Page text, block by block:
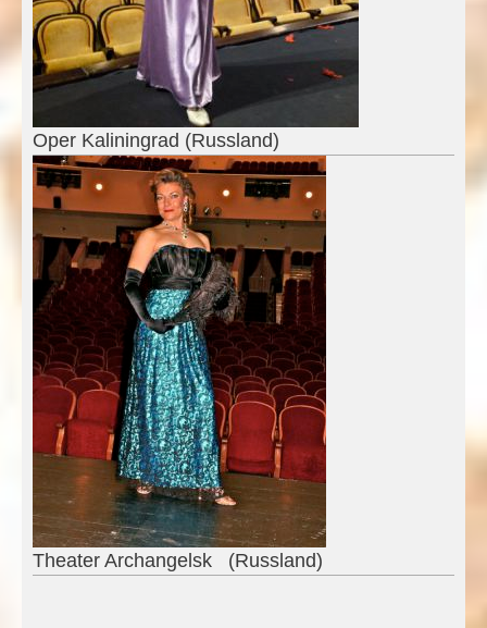
Oper Kaliningrad (Russland)
Theater Archangelsk (Russland)